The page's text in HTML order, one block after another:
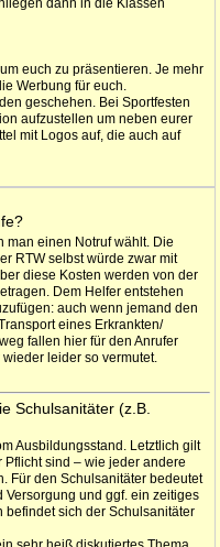
dann in die Klassen
euch zu präsentieren. Je mehr
Werbung für euch.
geschehen. Bei Sportfesten
aufzustellen um neben eurer
mit Logos auf, die auch auf
man einen Notruf wählt. Die
RTW selbst würde zwar mit
diese Kosten werden von der
Dem Helfer entstehen
auch wenn jemand den
eines Erkrankten/
fallen hier für den Anrufer
leider so vermutet.
Schulsanitäter (z.B.
Ausbildungsstand. Letztlich gilt
sind – wie jeder andere
Für den Schulsanitäter bedeutet
und ggf. ein zeitiges
befindet sich der Schulsanitäter